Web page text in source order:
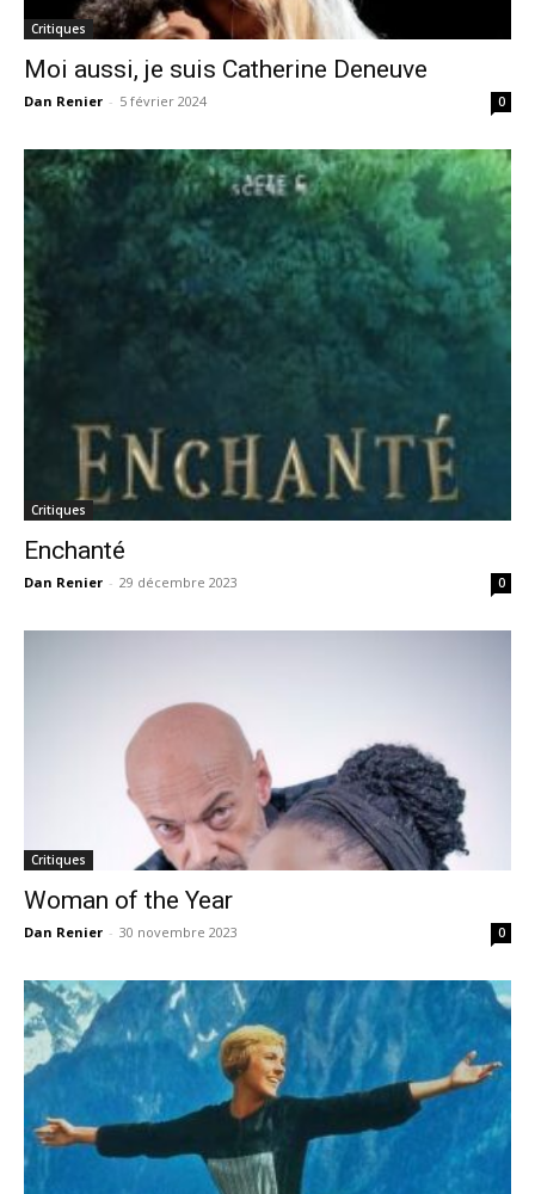
Critiques
Moi aussi, je suis Catherine Deneuve
Dan Renier - 5 février 2024 0
Critiques
Enchanté
Dan Renier - 29 décembre 2023 0
Critiques
Woman of the Year
Dan Renier - 30 novembre 2023 0